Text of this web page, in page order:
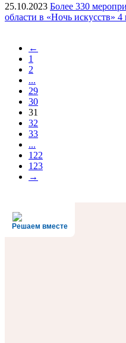
25.10.2023 Более 330
области в «Ночь искусств» 4
←
1
2
...
29
30
31
32
33
...
122
123
→
Решаем вместе